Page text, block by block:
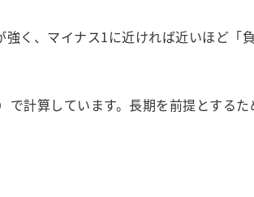
く、マイナス1に近ければ近いほど「
計算しています。長期を前提とする